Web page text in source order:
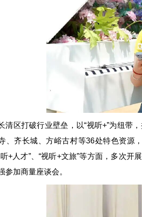
清区打破行业壁垒，以“视听+”为纽带
、齐长城、方峪古村等36处特色资源
听+人才”、“视听+文旅”等方面，多次
参加商量座谈会。